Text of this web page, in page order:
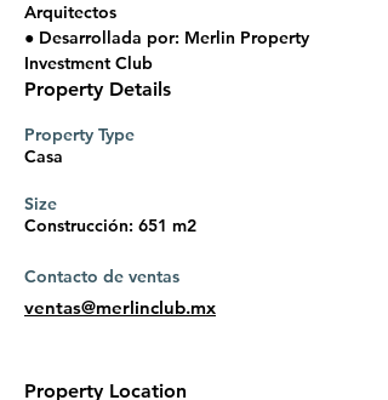
Arquitectos
● Desarrollada por: Merlin Property
Investment Club
Property Details
Property Type
Casa
Size
Construcción: 651 m2
Contacto de ventas
ventas@merlinclub.mx
Property Location